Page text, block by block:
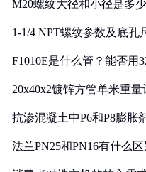
M20螺纹大径和小径是多少
1-1/4 NPT螺纹参数及底孔
F1010E是什么管？能否用
20x40x2镀锌方管单米重
抗渗混凝土中P6和P8膨胀
法兰PN25和PN16有什么区